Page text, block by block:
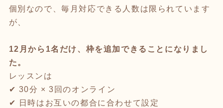
個別なので、毎月対応できる人数は限られています
が、
12月から1名だけ、枠を追加できることになりまし
た。
レッスンは
✔ 30分 × 3回のオンライン
✔ 日時はお互いの都合に合わせて設定